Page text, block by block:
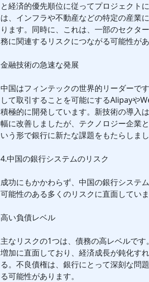
と経済的優先順位に従ってプロジェクト
は、インフラや不動産などの特定の産業
ります。同時に、これは、一部のセクタ
務に関連するリスクにつながる可能性があ
金融技術の急速な発展
中国はフィンテックの世界的リーダーで
して取引することを可能にするAlipayや
積極的に開発しています。新技術の導入
幅に改善しましたが、テクノロジー企業
いう形で銀行に新たな課題をもたらしまし
4.中国の銀行システムのリスク
成功にもかかわらず、中国の銀行システ
可能性のある多くのリスクに直面していま
高い負債レベル
主なリスクの1つは、債務の高レベルで
増加に直面しており、経済成長が鈍化す
る。不良債権は、銀行にとって深刻な問
る可能性があります。